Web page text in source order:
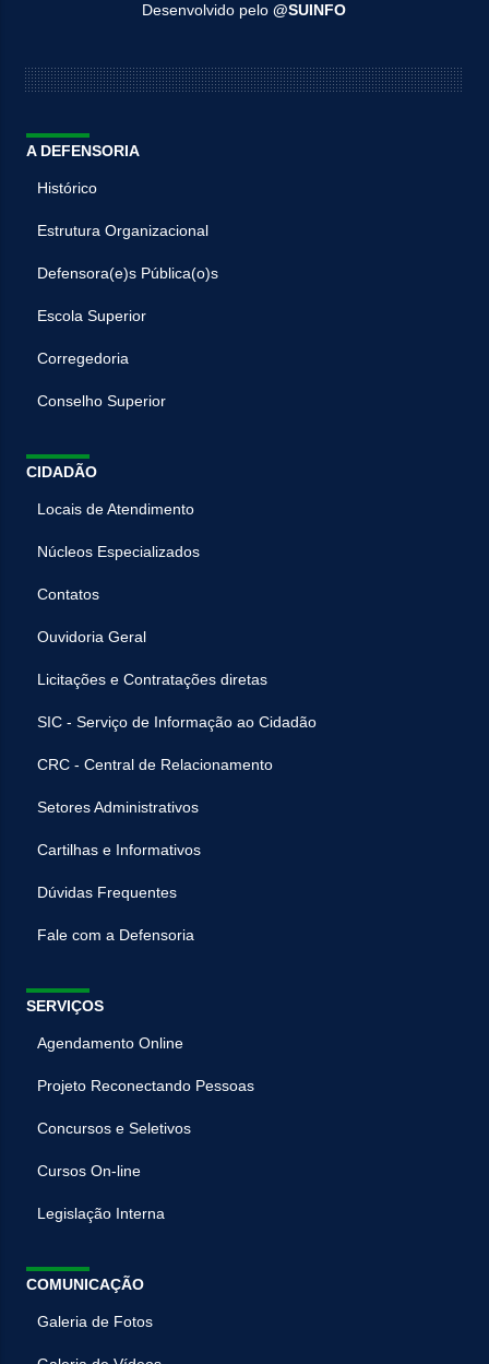
Desenvolvido pelo@SUINFO
A DEFENSORIA
Histórico
Estrutura Organizacional
Defensora(e)s Pública(o)s
Escola Superior
Corregedoria
Conselho Superior
CIDADÃO
Locais de Atendimento
Núcleos Especializados
Contatos
Ouvidoria Geral
Licitações e Contratações diretas
SIC - Serviço de Informação ao Cidadão
CRC - Central de Relacionamento
Setores Administrativos
Cartilhas e Informativos
Dúvidas Frequentes
Fale com a Defensoria
SERVIÇOS
Agendamento Online
Projeto Reconectando Pessoas
Concursos e Seletivos
Cursos On-line
Legislação Interna
COMUNICAÇÃO
Galeria de Fotos